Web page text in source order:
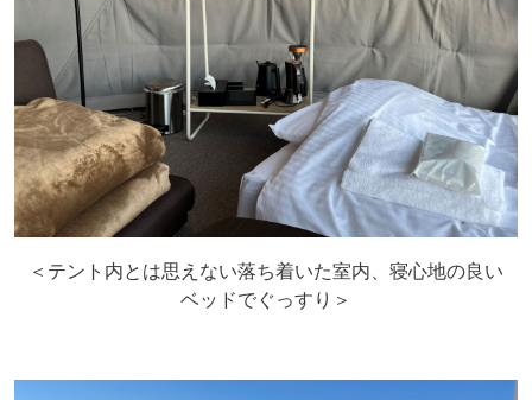
＜テント内とは思えない落ち着いた室内、寝心地の良い
ベッドでぐっすり＞